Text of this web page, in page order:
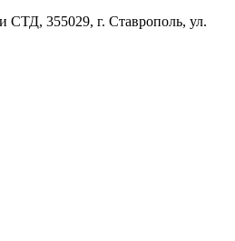
СТД, 355029, г. Ставрополь, ул.